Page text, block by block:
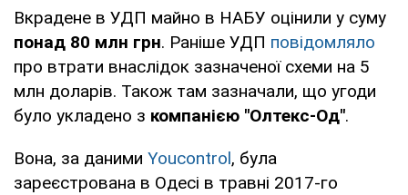
Вкрадене в УДП майно в НАБУ оцінили у суму
понад 80 млн грн. Раніше УДП повідомляло
про втрати внаслідок зазначеної схеми на 5
млн доларів. Також там зазначали, що угоди
було укладено з компанією "Олтекс-Од".
Вона, за даними Youcontrol, була
зареєстрована в Одесі в травні 2017-го